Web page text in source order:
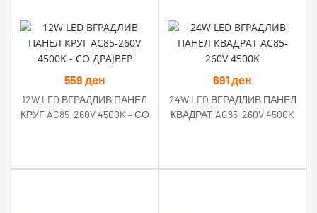
559 ден
12W LED ВГРАДЛИВ ПАНЕЛ
КРУГ AC85-260V 4500K – СО
691ден
24W LED ВГРАДЛИВ ПАНЕЛ
КВАДРАТ AC85-260V 4500K